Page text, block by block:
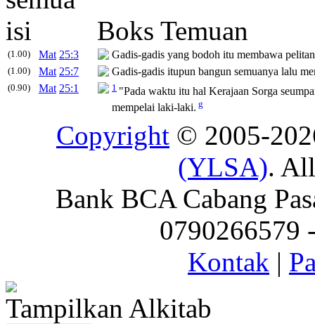
Boks Temuan
(1.00) Mat 25:3 Gadis-gadis yang bodoh itu membawa
(1.00) Mat 25:7 Gadis-gadis itupun bangun semuanya lalu
(0.90) Mat 25:1 1 "Pada waktu itu hal Kerajaan Sorga
mempelai laki-laki. g
Copyright © 2005-
(YLSA).
Bank BCA Cabang
0790266579
Kontak |
Tampilkan Alkitab